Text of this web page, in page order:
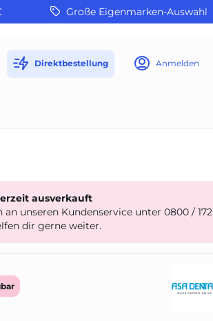
Große Eigenmarken-Auswahl
Direktbestellung Anmelden
ausverkauft
unseren Kundenservice unter 0800 / 172
dir gerne weiter.